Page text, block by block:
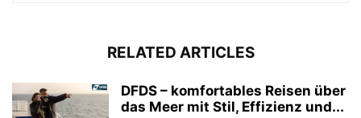
RELATED ARTICLES
DFDS – komfortables Reisen über
das Meer mit Stil, Effizienz und...